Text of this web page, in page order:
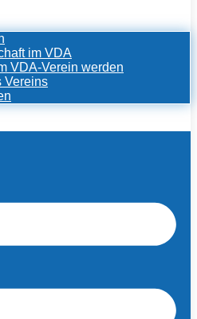
im VDA
VDA-Verein werden
Vereins